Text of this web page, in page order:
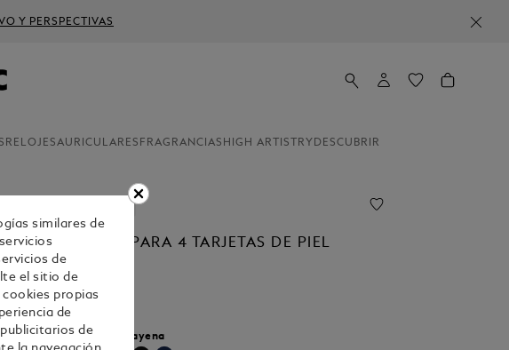
Y PERSPECTIVAS
RELOJESAURICULARES FRAGRANCIAS HIGH ARTISTRY DESCUBRIR
TARJETERO PARA 4 TARJETAS DE PIEL
EXTREME
$350.00
Select aColour: Cayena
similares de
de
el sitio de
propias
de
de